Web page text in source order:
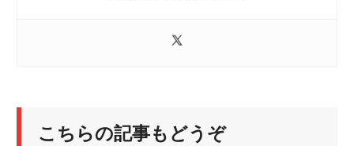
こちらの記事もどうぞ